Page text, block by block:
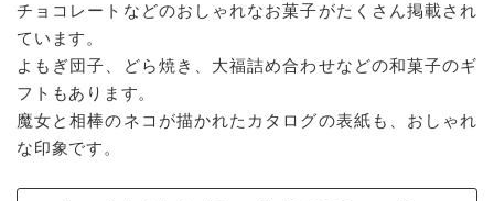
チョコレートなどのおしゃれなお菓子がたくさん掲載され
ています。
よもぎ団子、どら焼き、大福詰め合わせなどの和菓子のギ
フトもあります。
魔女と相棒のネコが描かれたカタログの表紙も、おしゃれ
な印象です。